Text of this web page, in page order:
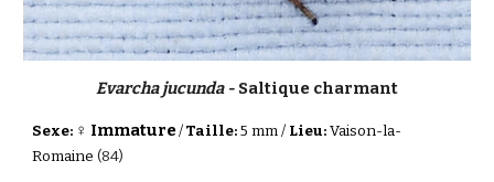
Evarcha jucunda - Saltique charmant
Sexe: ♀ Immature/Taille:5 mm / Lieu:Vaison-la-
Romaine (84)